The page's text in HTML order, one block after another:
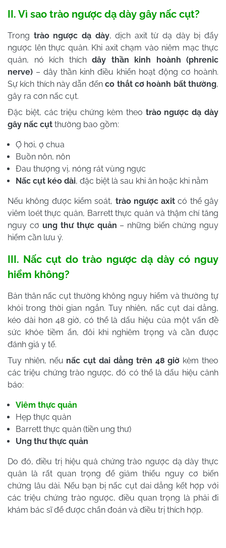
II. Vì sao trào ngược dạ dày gây nấc cụt?
Trong trào ngược dạ dày, dịch axit từ dạ dày bị đẩy
ngược lên thực quản. Khi axit chạm vào niêm mạc thực
quản, nó kích thích dây thần kinh hoành (phrenic
nerve) – dây thần kinh điều khiển hoạt động cơ hoành.
Sự kích thích này dẫn đếnco thắt cơ hoành bất thường,
gây ra cơn nấc cụt.
Đặc biệt, các triệu chứng kèm theo trào ngược dạ dày
gây nấc cụt thường bao gồm:
Ợ hơi, ợ chua
Buồn nôn, nôn
Đau thượng vị, nóng rát vùng ngực
Nấc cụt kéo dài, đặc biệt là sau khi ăn hoặc khi nằm
Nếu không được kiểm soát, trào ngược axit có thể gây
viêm loét thực quản, Barrett thực quản và thậm chí tăng
nguy cơ ung thư thực quản – những biến chứng nguy
hiểm cần lưu ý.
III. Nấc cụt do trào ngược dạ dày có nguy
hiểm không?
Bản thân nấc cụt thường không nguy hiểm và thường tự
khỏi trong thời gian ngắn. Tuy nhiên, nấc cụt dai dẳng,
kéo dài hơn 48 giờ, có thể là dấu hiệu của một vấn đề
sức khỏe tiềm ẩn, đôi khi nghiêm trọng và cần được
đánh giá y tế.
Tuy nhiên, nếu nấc cụt dai dẳng trên 48 giờ kèm theo
các triệu chứng trào ngược, đó có thể là dấu hiệu cảnh
báo:
Viêm thực quản
Hẹp thực quản
Barrett thực quản (tiền ung thư)
Ung thư thực quản
Do đó, điều trị hiệu quả chứng trào ngược dạ dày thực
quản là rất quan trọng để giảm thiểu nguy cơ biến
chứng lâu dài. Nếu bạn bị nấc cụt dai dẳng kết hợp với
các triệu chứng trào ngược, điều quan trọng là phải đi
khám bác sĩ để được chẩn đoán và điều trị thích hợp.